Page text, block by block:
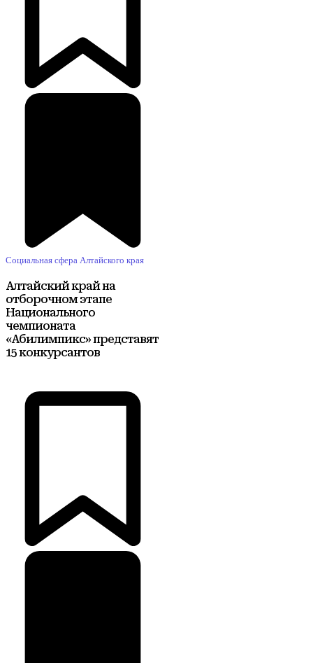
Социальная сфера Алтайского края
Алтайский край на
отборочном этапе
Национального
чемпионата
«Абилимпикс» представят
15 конкурсантов